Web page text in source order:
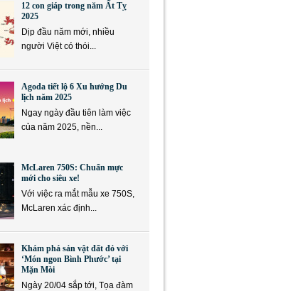
12 con giáp trong năm Ất Tỵ
2025
Dịp đầu năm mới, nhiều
người Việt có thói...
Agoda tiết lộ 6 Xu hướng Du
lịch năm 2025
Ngay ngày đầu tiên làm việc
của năm 2025, nền...
McLaren 750S: Chuẩn mực
mới cho siêu xe!
Với việc ra mắt mẫu xe 750S,
McLaren xác định...
Khám phá sản vật đất đỏ với
‘Món ngon Bình Phước’ tại
Mặn Mòi
Ngày 20/04 sắp tới, Tọa đàm